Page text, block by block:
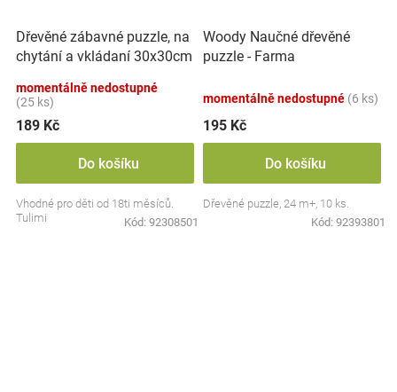
Dřevěné zábavné puzzle, na
chytání a vkládaní 30x30cm
momentálně nedostupné
(25 ks)
189 Kč
Do košíku
Vhodné pro děti od 18ti měsíců.
Tulimi
Kód: 92308501
Woody Naučné dřevěné
puzzle - Farma
momentálně nedostupné (6 ks)
195 Kč
Do košíku
Dřevěné puzzle, 24 m+, 10 ks.
Kód: 92393801